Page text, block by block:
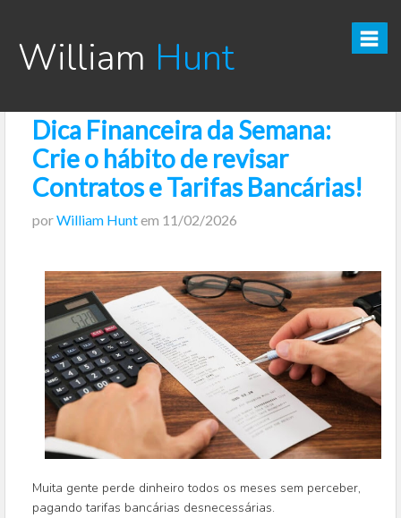
William Hunt
CURSO TESOURO DIRETO PRO
CURSO SEGREDOS DOS INVESTIMENTOS PARA INICIANTES
VÍDEOS
POSTS
PODCAST
Dica Financeira da Semana:
Crie o hábito de revisar
Contratos e Tarifas Bancárias!
porWilliam Huntem 11/02/2026
Muita gente perde dinheiro todos os meses sem perceber,
pagando tarifas bancárias desnecessárias.